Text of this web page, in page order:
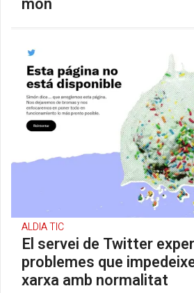
ALDIA TIC
El servei de Twitter
problemes que
xarxa amb normalitat